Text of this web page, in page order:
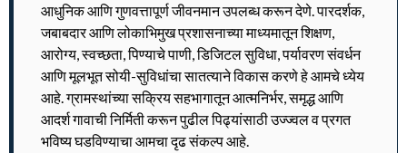
आधुनिक आणि गुणवत्तापूर्ण जीवनमान उपलब्ध करून देणे. पारदर्शक,
जबाबदार आणि लोकाभिमुख प्रशासनाच्या माध्यमातून शिक्षण,
आरोग्य, स्वच्छता, पिण्याचे पाणी, डिजिटल सुविधा, पर्यावरण संवर्धन
आणि मूलभूत सोयी-सुविधांचा सातत्याने विकास करणे हे आमचे ध्येय
आहे. ग्रामस्थांच्या सक्रिय सहभागातून आत्मनिर्भर, समृद्ध आणि
आदर्श गावाची निर्मिती करून पुढील पिढ्यांसाठी उज्ज्वल व प्रगत
भविष्य घडविण्याचा आमचा दृढ संकल्प आहे.